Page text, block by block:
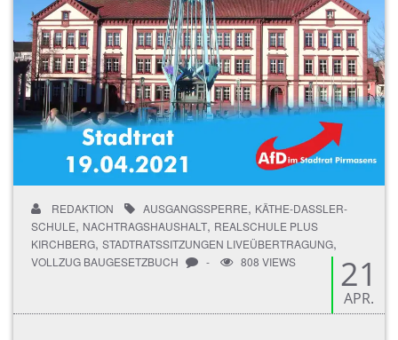
REDAKTION AUSGANGSSPERRE, KÄTHE-DASSLER-
SCHULE, NACHTRAGSHAUSHALT, REALSCHULE PLUS
KIRCHBERG, STADTRATSSITZUNGEN LIVEÜBERTRAGUNG,
VOLLZUG BAUGESETZBUCH - 808 VIEWS 21
APR.